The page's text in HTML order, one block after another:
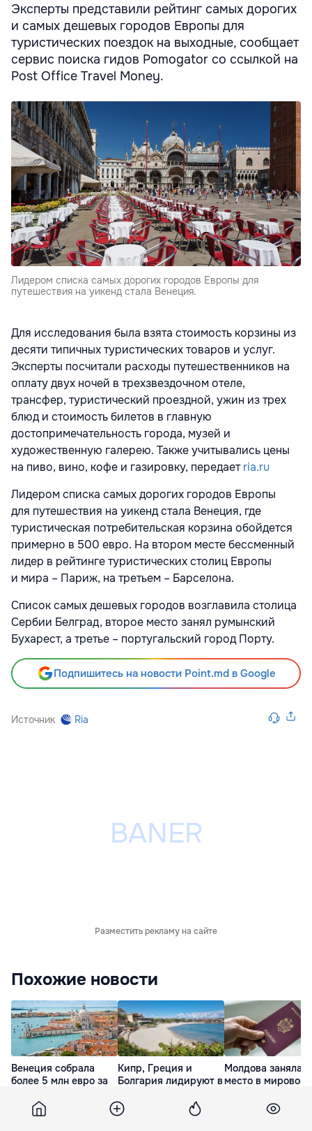
Эксперты представили рейтинг самых дорогих
и самых дешевых городов Европы для
туристических поездок на выходные, сообщает
сервис поиска гидов Pomogator со ссылкой на
Post Office Travel Money.
Лидером списка самых дорогих городов Европы для
путешествия на уикенд стала Венеция.
Для исследования была взята стоимость корзины из
десяти типичных туристических товаров и услуг.
Эксперты посчитали расходы путешественников на
оплату двух ночей в трехзвездочном отеле,
трансфер, туристический проездной, ужин из трех
блюд и стоимость билетов в главную
достопримечательность города, музей и
художественную галерею. Также учитывались цены
на пиво, вино, кофе и газировку, передаетria.ru
Лидером списка самых дорогих городов Европы
для путешествия на уикенд стала Венеция, где
туристическая потребительская корзина обойдется
примерно в 500 евро. На втором месте бессменный
лидер в рейтинге туристических столиц Европы
и мира – Париж, на третьем – Барселона.
Список самых дешевых городов возглавила столица
Сербии Белград, второе место занял румынский
Бухарест, а третье – португальский город Порту.
Подпишитесь на новости Point.md в Google
Источник Ria
Разместить рекламу на сайте
Похожие новости
Венеция собрала
более 5 млн евро за
проезда в город для
туристов
Кипр, Греция и
Болгария лидируют в
морей Европы
Молдова заняла
место в мировом
22 Июл. 09:29